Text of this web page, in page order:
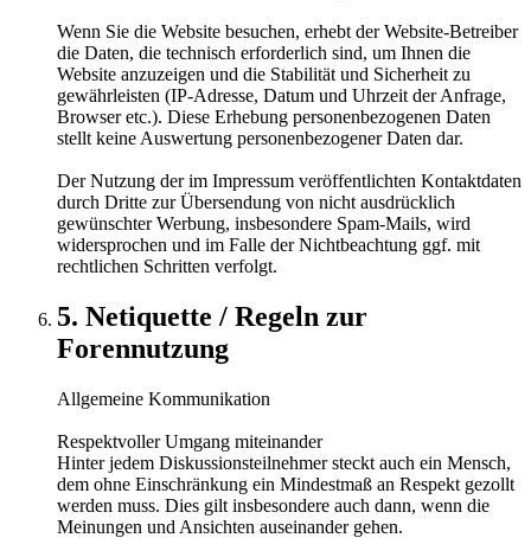
Wenn Sie die Website besuchen, erhebt der Website-Betreiber
die Daten, die technisch erforderlich sind, um Ihnen die
Website anzuzeigen und die Stabilität und Sicherheit zu
gewährleisten (IP-Adresse, Datum und Uhrzeit der Anfrage,
Browser etc.). Diese Erhebung personenbezogenen Daten
stellt keine Auswertung personenbezogener Daten dar.
Der Nutzung der im Impressum veröffentlichten Kontaktdaten
durch Dritte zur Übersendung von nicht ausdrücklich
gewünschter Werbung, insbesondere Spam-Mails, wird
widersprochen und im Falle der Nichtbeachtung ggf. mit
rechtlichen Schritten verfolgt.
5. Netiquette / Regeln zur
Forennutzung
Allgemeine Kommunikation
Respektvoller Umgang miteinander
Hinter jedem Diskussionsteilnehmer steckt auch ein Mensch,
dem ohne Einschränkung ein Mindestmaß an Respekt gezollt
werden muss. Dies gilt insbesondere auch dann, wenn die
Meinungen und Ansichten auseinander gehen.